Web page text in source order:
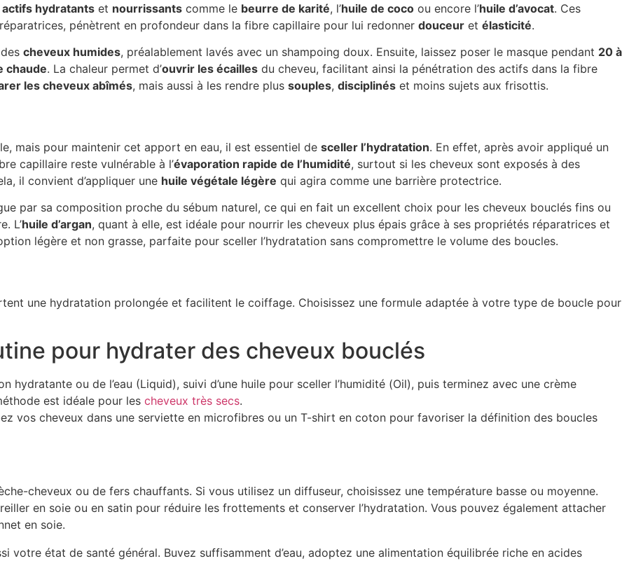
actifs hydratants et nourrissants comme le beurre de karité, l’huile de coco ou encore l’huile d’avocat. Ces
pénètrent en profondeur dans la fibre capillaire pour lui redonner douceur et élasticité.
cheveux humides, préalablement lavés avec un shampoing doux. Ensuite, laissez poser le masque pendant 20 à
chaude. La chaleur permet d’ouvrir les écailles du cheveu, facilitant ainsi la pénétration des actifs dans la fibre
les cheveux abîmés, mais aussi à les rendre plus souples, disciplinés et moins sujets aux frisottis.
mais pour maintenir cet apport en eau, il est essentiel de sceller l’hydratation. En effet, après avoir appliqué un
capillaire reste vulnérable à l’évaporation rapide de l’humidité, surtout si les cheveux sont exposés à des
il convient d’appliquer une huile végétale légère qui agira comme une barrière protectrice.
par sa composition proche du sébum naturel, ce qui en fait un excellent choix pour les cheveux bouclés fins ou
L’huile d’argan, quant à elle, est idéale pour nourrir les cheveux plus épais grâce à ses propriétés réparatrices et
légère et non grasse, parfaite pour sceller l’hydratation sans compromettre le volume des boucles.
une hydratation prolongée et facilitent le coiffage. Choisissez une formule adaptée à votre type de boucle pour
pour hydrater des cheveux bouclés
hydratante ou de l’eau (Liquid), suivi d’une huile pour sceller l’humidité (Oil), puis terminez avec une crème
est idéale pour les cheveux très secs.
vos cheveux dans une serviette en microfibres ou un T-shirt en coton pour favoriser la définition des boucles
cheveux ou de fers chauffants. Si vous utilisez un diffuseur, choisissez une température basse ou moyenne.
en soie ou en satin pour réduire les frottements et conserver l’hydratation. Vous pouvez également attacher
en soie.
votre état de santé général. Buvez suffisamment d’eau, adoptez une alimentation équilibrée riche en acides